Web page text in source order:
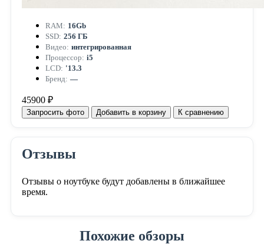
RAM: 16Gb
SSD: 256 ГБ
Видео: интегрированная
Процессор: i5
LCD: '13.3
Бренд: —
45900 ₽
Запросить фото Добавить в корзину К сравнению
Отзывы
Отзывы о ноутбуке будут добавлены в ближайшее
время.
Похожие обзоры